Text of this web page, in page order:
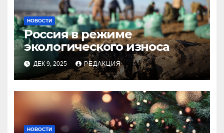
НОВОСТИ
Россия в режиме
экологического износа
ДЕК 9, 2025 РЕДАКЦИЯ
НОВОСТИ